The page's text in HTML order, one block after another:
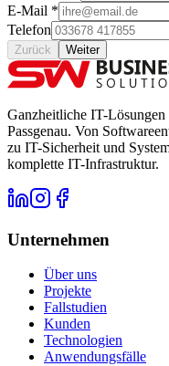
E-Mail *
Telefon
Zurück Weiter
Ganzheitliche IT-
Passgenau. Von
zu IT-Sicherheit und
komplette IT-Infrastruktur.
Unternehmen
Über uns
Projekte
Fallstudien
Kunden
Technologien
Anwendungsfälle